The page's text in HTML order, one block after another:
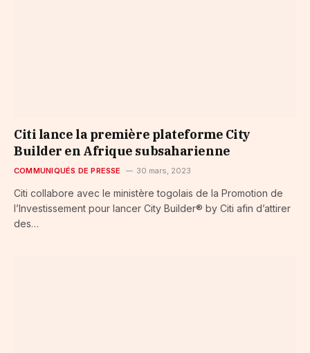
Citi lance la première plateforme City
Builder en Afrique subsaharienne
COMMUNIQUÉS DE PRESSE 30 mars, 2023
Citi collabore avec le ministère togolais de la Promotion de
l’Investissement pour lancer City Builder® by Citi afin d’attirer
des…